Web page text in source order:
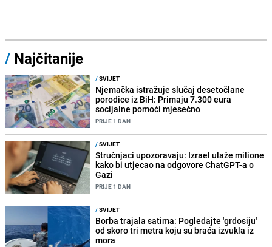
/ Najčitanije
/SVIJET
Njemačka istražuje slučaj desetočlane
porodice iz BiH: Primaju 7.300 eura
socijalne pomoći mjesečno
PRIJE 1 DAN
/SVIJET
Stručnjaci upozoravaju: Izrael ulaže milione
kako bi utjecao na odgovore ChatGPT-a o
Gazi
PRIJE 1 DAN
/SVIJET
Borba trajala satima: Pogledajte 'grdosiju'
od skoro tri metra koju su braća izvukla iz
mora